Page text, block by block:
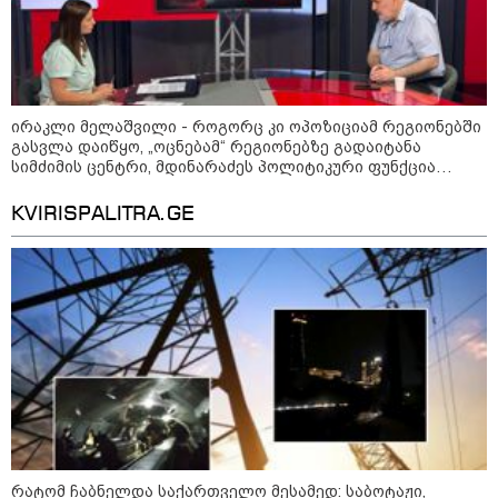
ასობით ჭურვი აღმოაჩინეს -
"რიგრიგობით
ფეთქდებოდნენ..."
კატეგორიის ყველა სიახლე
2008 წლის რუსეთ-საქართველოს
ომიდან 18 წელი გავიდა
სამოქალაქო საზოგადოების
წარმომადგენლები 2008 წლის
რუსეთ-საქართველოს აგვისტოს
ომის 18 წლისთავთან
დაკავშირებით ერთობლივ
განცხადებას ავრცელებენ
ირაკლი მელაშვილი - როგორც კი ოპოზიციამ რეგიონებში
გასვლა დაიწყო, „ოცნებამ“ რეგიონებზე გადაიტანა
სიმძიმის ცენტრი, მდინარაძეს პოლიტიკური ფუნქცია
ამოცანაა, მაქსიმალური უზრუნველყოფა ოპოზიციის
KVIRISPALITRA.GE
რატომ ჩაბნელდა საქართველო მესამედ: საბოტაჟი,